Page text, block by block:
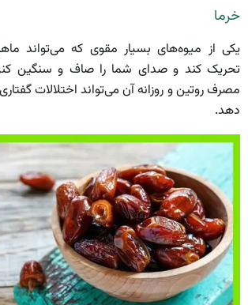
خرما
یکی از میوه‌های بسیار مقوی که می‌تواند
تحریک کند و صدای شما را صاف و سنگین
مصرف روتین و روزانه آن می‌تواند اختلالات
دهد.